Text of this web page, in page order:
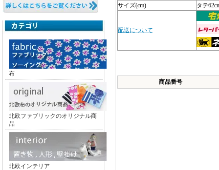
布
北欧ファブリックのオリジナル商
品
北欧インテリア
サイズ(cm)
タテ
配送について
商品番号